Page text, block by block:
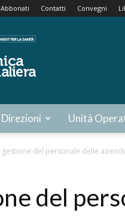
Abbonati Contatti Convegni
Direzioni Unità
gestione del personale delle
del